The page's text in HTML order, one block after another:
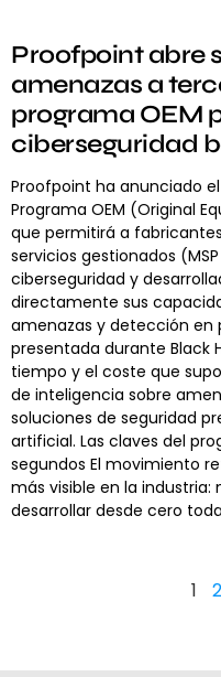
Proofpoint abre
amenazas a
programa OEM
ciberseguridad
Proofpoint ha anunciado
Programa OEM (Original
que permitirá a
servicios gestionados
ciberseguridad y
directamente sus
amenazas y detección en
presentada durante Black
tiempo y el coste que
de inteligencia sobre
soluciones de seguridad
artificial. Las claves del
segundos El movimiento
más visible en la
desarrollar desde cero
1 2